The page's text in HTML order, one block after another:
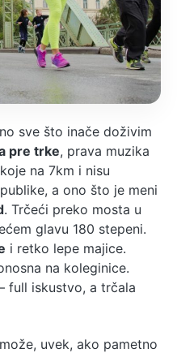
sve što inače doživim
pre trke, prava muzika
na 7km i nisu
a ono što je meni
. Trčeći preko mosta u
glavu 180 stepeni.
i retko lepe majice.
na koleginice.
full iskustvo, a trčala
uvek, ako pametno